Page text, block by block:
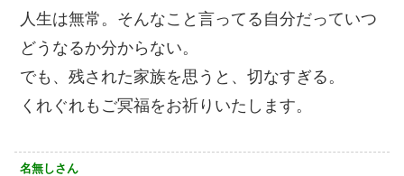
人生は無常。そんなこと言ってる自分だっていつ
どうなるか分からない。
でも、残された家族を思うと、切なすぎる。
くれぐれもご冥福をお祈りいたします。
名無しさん